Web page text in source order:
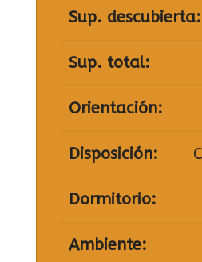
Sup. descubierta:
Sup. total:
Orientación:
Disposición:
Dormitorio:
Ambiente: